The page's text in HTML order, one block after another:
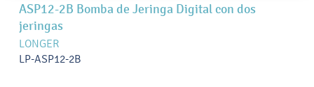
ASP12-2B Bomba de Jeringa Digital con dos
jeringas
LONGER
LP-ASP12-2B